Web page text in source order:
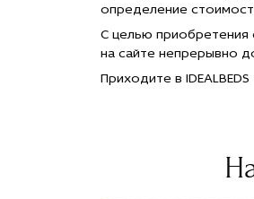
определение
С целью приобретения
на сайте непрерывно
Приходите в